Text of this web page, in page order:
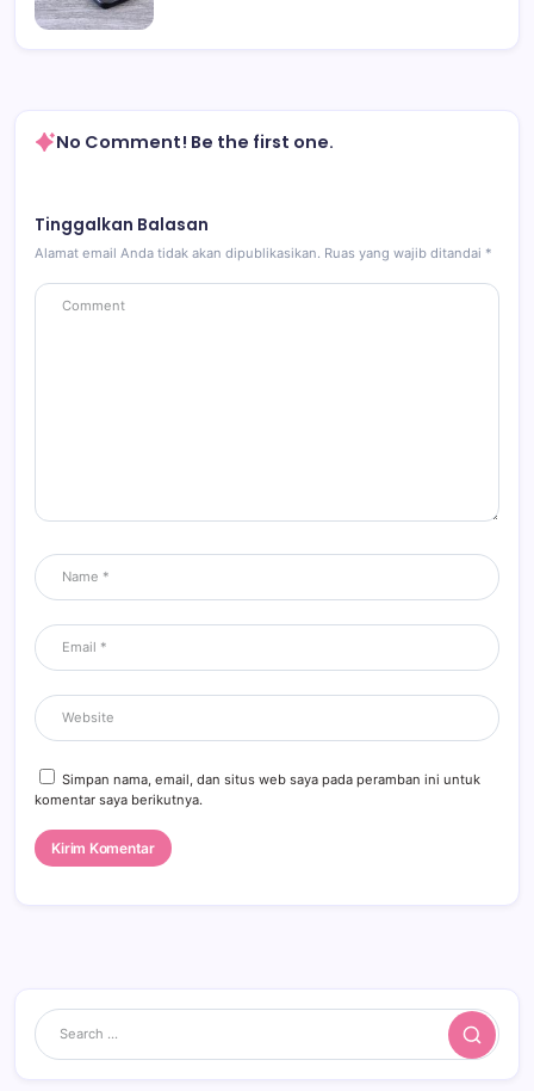
No Comment! Be the first one.
Tinggalkan Balasan
Alamat email Anda tidak akan dipublikasikan. Ruas yang wajib ditandai *
Simpan nama, email, dan situs web saya pada peramban ini untuk
komentar saya berikutnya.
Search